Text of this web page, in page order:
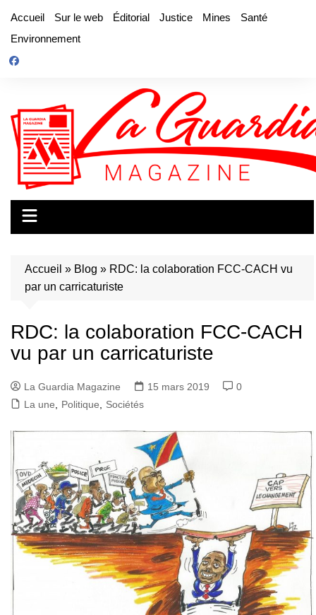
contenu
Accueil Sur le web Éditorial Justice Mines
Santé
Environnement
Accueil » Blog » RDC: la colaboration FCC-CACH vu
par un carricaturiste
RDC: la colaboration FCC-CACH
vu par un carricaturiste
La Guardia Magazine 15 mars 2019
0
La une
Politique Sociétés